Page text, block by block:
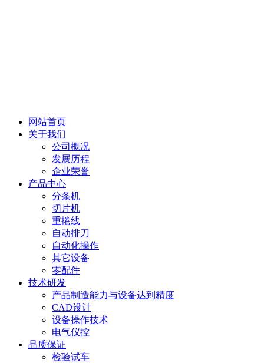
网站首页
关于我们
公司概况
发展历程
企业荣誉
产品中心
分条机
切片机
重捲线
自动排刀
自动化操作
其它设备
零配件
技术研发
产品制造能力与设备达到精度
CAD设计
设备操作技术
电气仪控
品质保证
检验试车